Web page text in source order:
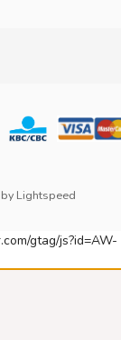
Lightspeed
gtag/js?id=AW-